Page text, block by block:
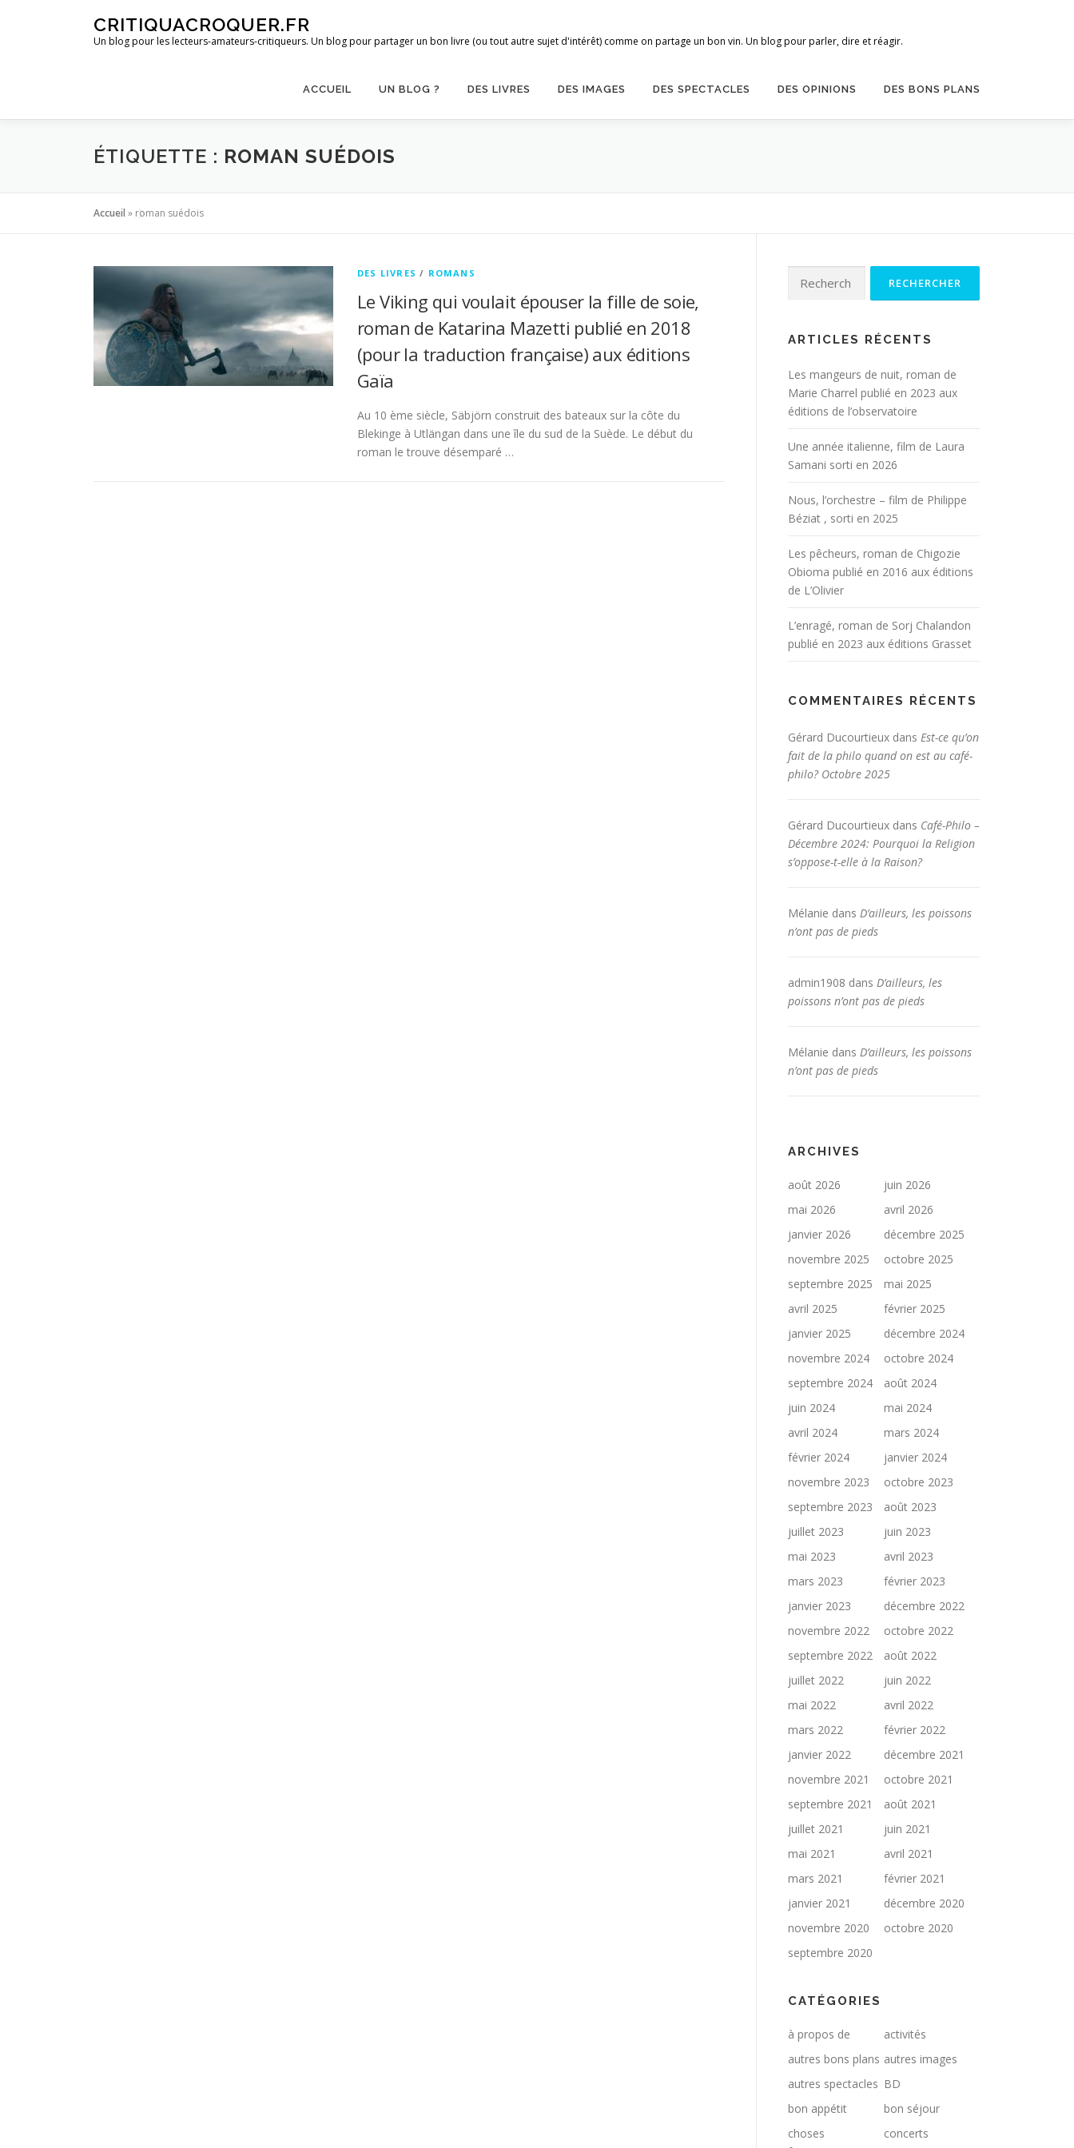
CRITIQUACROQUER.FR
Un blog pour les lecteurs-amateurs-critiqueurs. Un blog pour partager un bon livre (ou tout autre sujet d'intérêt) comme on partage un bon vin. Un blog pour parler, dire et réagir.
ACCUEIL UN BLOG ? DES LIVRES DES IMAGES DES SPECTACLES DES OPINIONS DES BONS PLANS
ÉTIQUETTE : ROMAN SUÉDOIS
Accueil » roman suédois
DES LIVRES / ROMANS
Le Viking qui voulait épouser la fille de soie,
roman de Katarina Mazetti publié en 2018
(pour la traduction française) aux éditions
Gaïa
Au 10 ème siècle, Säbjörn construit des bateaux sur la côte du
Blekinge à Utlängan dans une île du sud de la Suède. Le début du
roman le trouve désemparé …
ARTICLES RÉCENTS
Les mangeurs de nuit, roman de
Marie Charrel publié en 2023 aux
éditions de l’observatoire
Une année italienne, film de Laura
Samani sorti en 2026
Nous, l’orchestre – film de Philippe
Béziat , sorti en 2025
Les pêcheurs, roman de Chigozie
Obioma publié en 2016 aux éditions
de L’Olivier
L’enragé, roman de Sorj Chalandon
publié en 2023 aux éditions Grasset
COMMENTAIRES RÉCENTS
Gérard Ducourtieux dans Est-ce qu’on
fait de la philo quand on est au café-
philo? Octobre 2025
Gérard Ducourtieux dans Café-Philo –
Décembre 2024: Pourquoi la Religion
s’oppose-t-elle à la Raison?
Mélanie dans D’ailleurs, les poissons
n’ont pas de pieds
admin1908 dans D’ailleurs, les
poissons n’ont pas de pieds
Mélanie dans D’ailleurs, les poissons
n’ont pas de pieds
ARCHIVES
août 2026
juin 2026
mai 2026
avril 2026
janvier 2026
décembre 2025
novembre 2025
octobre 2025
septembre 2025
mai 2025
avril 2025
février 2025
janvier 2025
décembre 2024
novembre 2024
octobre 2024
septembre 2024
août 2024
juin 2024
mai 2024
avril 2024
mars 2024
février 2024
janvier 2024
novembre 2023
octobre 2023
septembre 2023
août 2023
juillet 2023
juin 2023
mai 2023
avril 2023
mars 2023
février 2023
janvier 2023
décembre 2022
novembre 2022
octobre 2022
septembre 2022
août 2022
juillet 2022
juin 2022
mai 2022
avril 2022
mars 2022
février 2022
janvier 2022
décembre 2021
novembre 2021
octobre 2021
septembre 2021
août 2021
juillet 2021
juin 2021
mai 2021
avril 2021
mars 2021
février 2021
janvier 2021
décembre 2020
novembre 2020
octobre 2020
septembre 2020
CATÉGORIES
à propos de
activités
autres bons plans autres images
autres spectacles BD
bon appétit
bon séjour
choses
concerts